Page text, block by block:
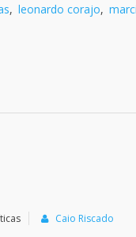
, leonardo corajo,
Caio Riscado